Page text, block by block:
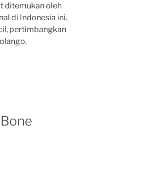
ditemukan oleh
di Indonesia ini.
pertimbangkan